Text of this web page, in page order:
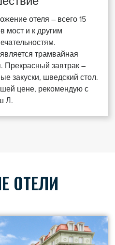
отеля – всего 15
мост и к другим
трамвайная
Прекрасный завтрак –
закуски, шведский стол.
цене, рекомендую с
Л.
ОТЕЛИ